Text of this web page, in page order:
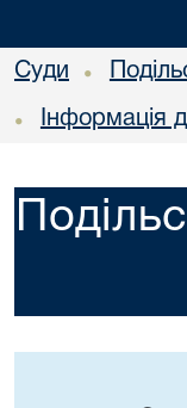
Суди •
• Інформація